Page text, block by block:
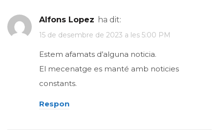
Alfons Lopez ha dit:
15 de desembre de 2023 a les 5:00 PM
Estem afamats d’alguna noticia.
El mecenatge es manté amb noticies
constants.
Respon